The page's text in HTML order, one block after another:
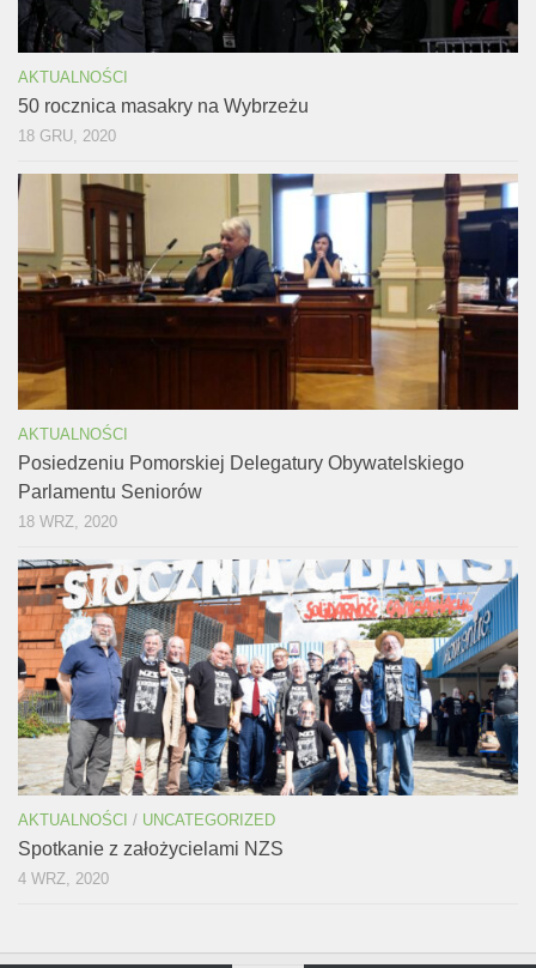
AKTUALNOŚCI
50 rocznica masakry na Wybrzeżu
18 GRU, 2020
AKTUALNOŚCI
Posiedzeniu Pomorskiej Delegatury Obywatelskiego
Parlamentu Seniorów
18 WRZ, 2020
AKTUALNOŚCI / UNCATEGORIZED
Spotkanie z założycielami NZS
4 WRZ, 2020